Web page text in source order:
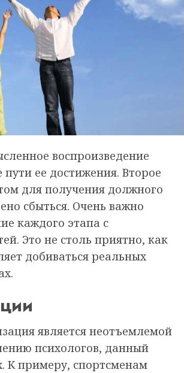
воспроизведение
ее достижения. Второе
для получения должного
сбыться. Очень важно
каждого этапа с
Это не столь приятно, как
добиваться реальных
является неотъемлемой
психологов, данный
К примеру, спортсменам